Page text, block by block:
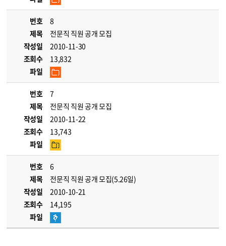
번호
8
제목
전문직 직원 공개 모집
작성일
2010-11-30
조회수
13,832
파일
번호
7
제목
전문직 직원 공개 모집
작성일
2010-11-22
조회수
13,743
파일
번호
6
제목
전문직 직원 공개 모집(5.26일)
작성일
2010-10-21
조회수
14,195
파일